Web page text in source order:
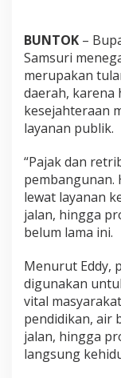
BUNTOK –
Samsuri
merupakan
daerah, karena
kesejahteraan
layanan publik.
“Pajak dan
pembangunan.
lewat layanan
jalan, hingga
belum lama ini.
Menurut Eddy,
digunakan
vital
pendidikan, air
jalan, hingga
langsung